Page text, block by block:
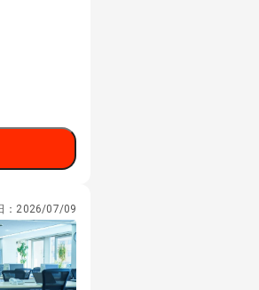
： 2026/07/09